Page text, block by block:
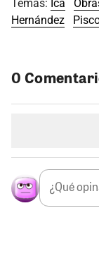
Temas: Ica
Hernández
0